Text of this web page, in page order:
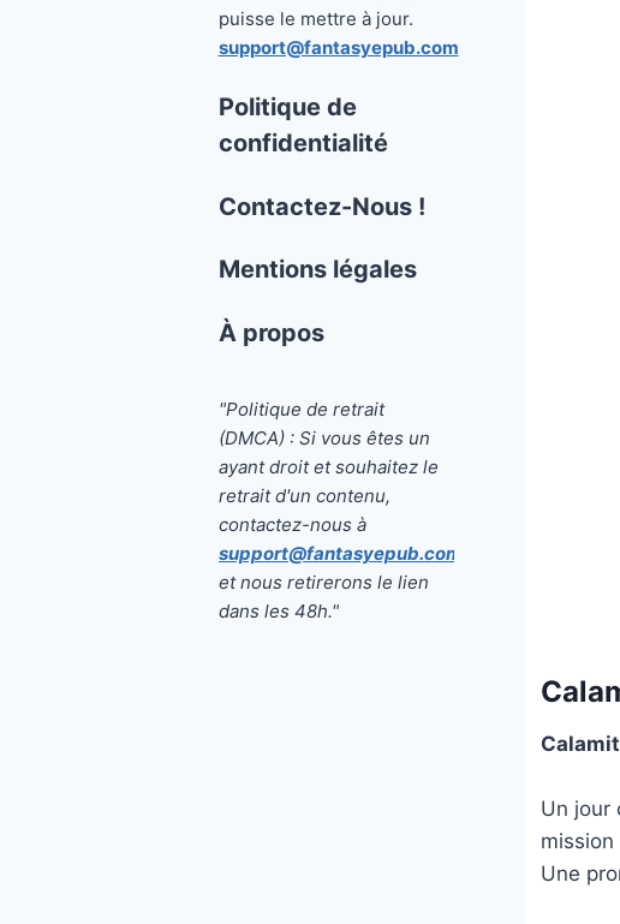
Un jour
mission
Une
puisse le mettre à jour.
support@fantasyepub.com
Politique de
confidentialité
Contactez-Nous !
Mentions légales
À propos
"Politique de retrait
(DMCA) : Si vous êtes un
ayant droit et souhaitez le
retrait d'un contenu,
contactez-nous à
support@fantasyepub.com
et nous retirerons le lien
dans les 48h."